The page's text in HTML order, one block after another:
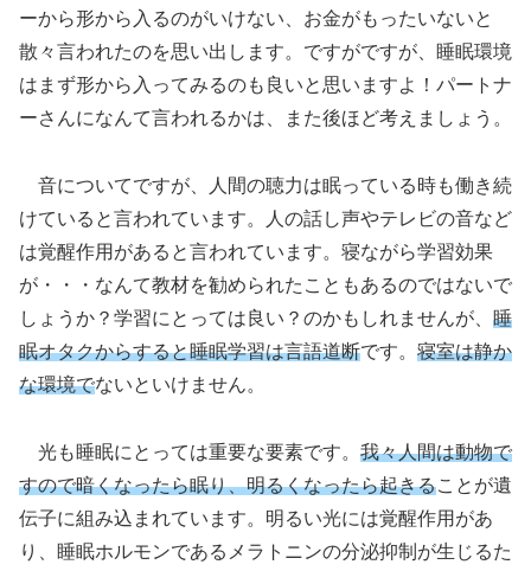
ーから形から入るのがいけない、お金がもったいないと
散々言われたのを思い出します。ですがですが、睡眠環境
はまず形から入ってみるのも良いと思いますよ！パートナ
ーさんになんて言われるかは、また後ほど考えましょう。
音についてですが、人間の聴力は眠っている時も働き続
けていると言われています。人の話し声やテレビの音など
は覚醒作用があると言われています。寝ながら学習効果
が・・・なんて教材を勧められたこともあるのではないで
しょうか？学習にとっては良い？のかもしれませんが、 睡
眠オタクからすると睡眠学習は言語道断です。 寝室は静か
な環境でないといけません。
光も睡眠にとっては重要な要素です。 我々人間は動物で
すので暗くなったら眠り、明るくなったら起きることが遺
伝子に組み込まれています。明るい光には覚醒作用があ
り、睡眠ホルモンであるメラトニンの分泌抑制が生じるた